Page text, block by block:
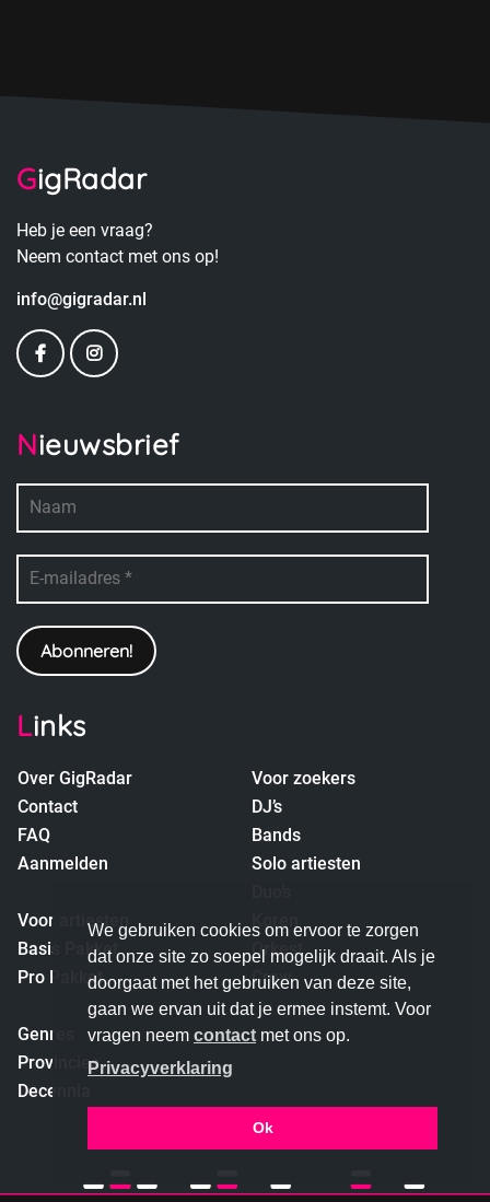
GigRadar
Heb je een vraag?
Neem contact met ons op!
info@gigradar.nl
Nieuwsbrief
Links
Over GigRadar
Voor zoekers
Contact
DJ’s
FAQ
Bands
Aanmelden
Solo artiesten
Voor artiesten
Basis Pakket
Orkest
Pro Pakket
Crew
Genres
Provincies
Decennia
We gebruiken cookies om ervoor te zorgen
dat onze site zo soepel mogelijk draait. Als je
doorgaat met het gebruiken van deze site,
gaan we ervan uit dat je ermee instemt. Voor
vragen neem contact met ons op.
Privacyverklaring
Ok